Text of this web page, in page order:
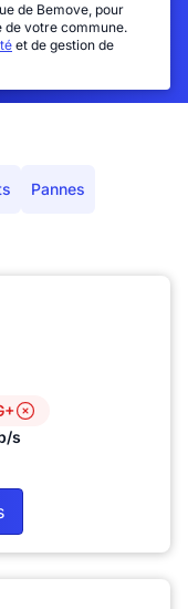
de Bemove, pour
de votre commune.
et de gestion de
Pannes
s